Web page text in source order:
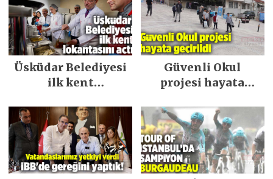
Üsküdar Belediyesi
ilk kent
Güvenli Okul
projesi hayata